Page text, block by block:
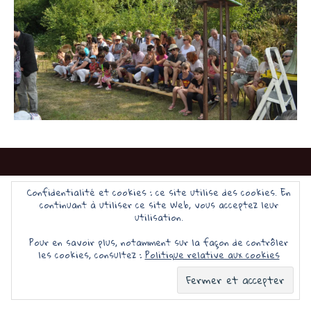
Fièrement propulsé par WordPress
Confidentialité et cookies : ce site utilise des cookies. En
continuant à utiliser ce site Web, vous acceptez leur
utilisation.
Pour en savoir plus, notamment sur la façon de contrôler
les cookies, consultez :Politique relative aux cookies